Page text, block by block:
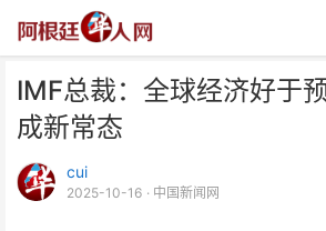
IMF总裁：全球经济好于
成新常态
cui
2025-10-16 · 中国新闻网